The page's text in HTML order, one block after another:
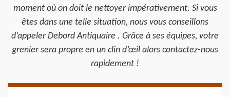
moment où on doit le nettoyer impérativement. Si vous
êtes dans une telle situation, nous vous conseillons
d’appeler Debord Antiquaire . Grâce à ses équipes, votre
grenier sera propre en un clin d’œil alors contactez-nous
rapidement !